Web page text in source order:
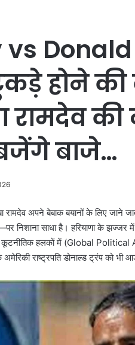
होने की
रामदेव
बाजे…
रामदेव अपने बेबाक बयानों के लिए जाने
निशाना साधा है। हरियाणा के झज्जर में
कूटनीतिक हलकों में (Global
राष्ट्रपति डोनाल्ड ट्रंप को भी